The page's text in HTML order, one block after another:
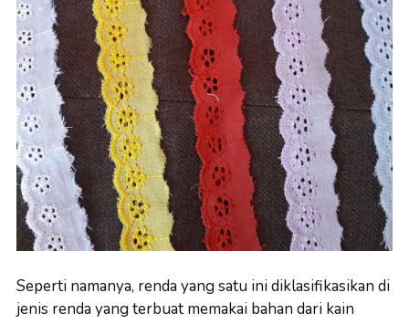
Seperti namanya, renda yang satu ini diklasifikasikan di
jenis renda yang terbuat memakai bahan dari kain